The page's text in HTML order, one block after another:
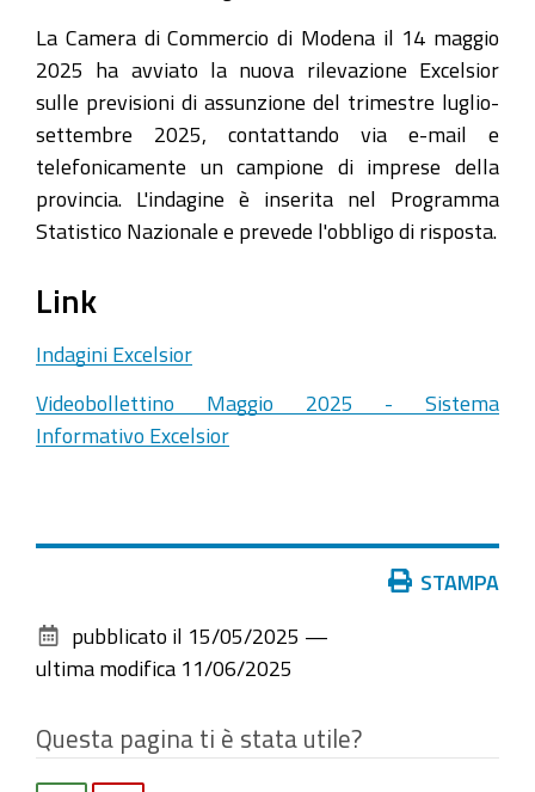
La Camera di Commercio di Modena il 14 maggio
2025 ha avviato la nuova rilevazione Excelsior
sulle previsioni di assunzione del trimestre luglio-
settembre 2025, contattando via e-mail e
telefonicamente un campione di imprese della
provincia. L'indagine è inserita nel Programma
Statistico Nazionale e prevede l'obbligo di risposta.
Link
Indagini Excelsior
Videobollettino Maggio 2025 - Sistema
Informativo Excelsior
documento
STAMPA
pubblicato il 15/05/2025 —
ultima modifica 11/06/2025
Questa pagina ti è stata utile?